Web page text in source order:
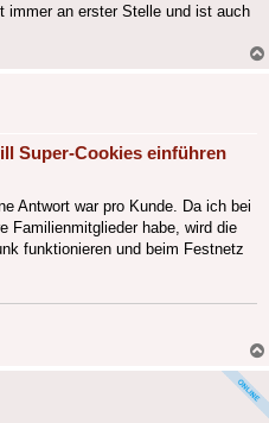
an erster Stelle und ist auch
Super-Cookies einführen
Antwort war pro Kunde. Da ich bei
Familienmitglieder habe, wird die
funktionieren und beim Festnetz